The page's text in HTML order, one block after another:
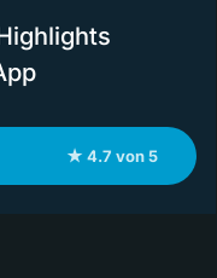
★ 4.7 von 5